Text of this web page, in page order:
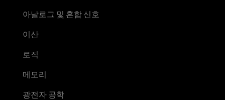
아날로그 및 혼합 신호
이산
로직
메모리
광전자 공학